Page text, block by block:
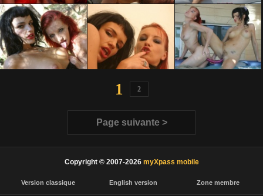
1 2
Page suivante >
Copyright © 2007-2026 myXpass mobile
Version classique English version Zone membre